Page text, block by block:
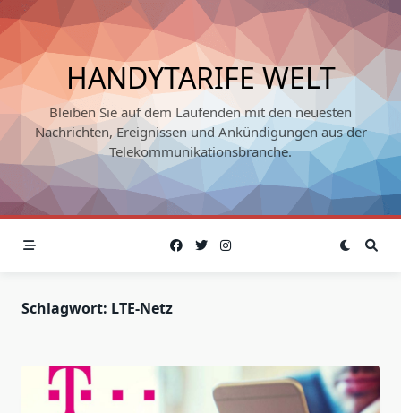
Skip
to
content
HANDYTARIFE WELT
Bleiben Sie auf dem Laufenden mit den neuesten
Nachrichten, Ereignissen und Ankündigungen aus der
Telekommunikationsbranche.
Schlagwort: LTE-Netz